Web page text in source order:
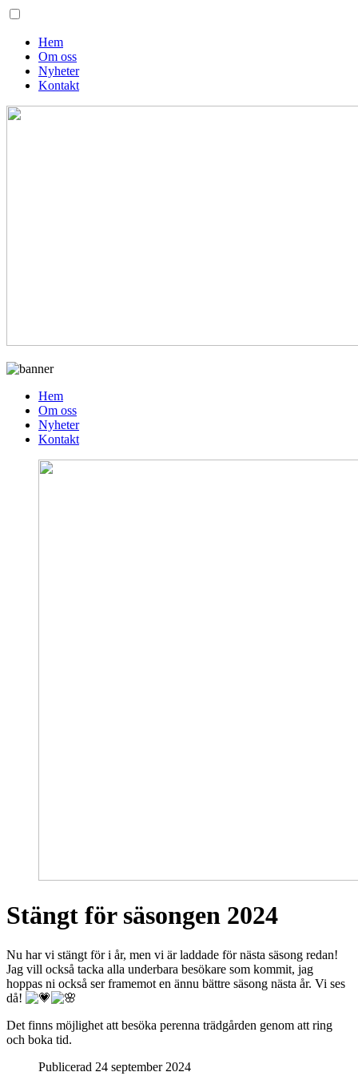
Hem
Om oss
Nyheter
Kontakt
Hem
Om oss
Nyheter
Kontakt
Stängt för säsongen 2024
Nu har vi stängt för i år, men vi är laddade för nästa säsong redan!
Jag vill också tacka alla underbara besökare som kommit, jag
hoppas ni också ser framemot en ännu bättre säsong nästa år. Vi ses
då!
Det finns möjlighet att besöka perenna trädgården genom att ring
och boka tid.
Publicerad 24 september 2024